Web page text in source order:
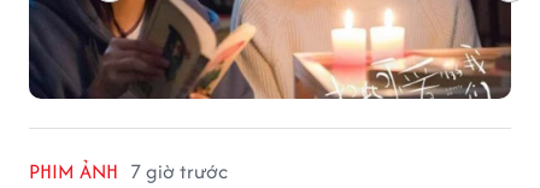
PHIM ẢNH 7 giờ trước